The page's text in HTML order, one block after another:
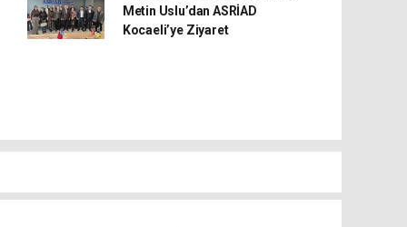
Metin Uslu’dan ASRİAD
Kocaeli’ye Ziyaret